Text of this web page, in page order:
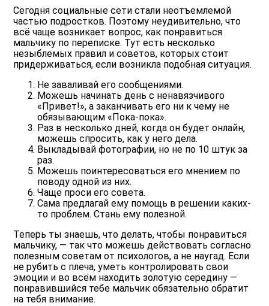
Сегодня социальные сети стали неотъемлемой
частью подростков. Поэтому неудивительно, что
всё чаще возникает вопрос, как понравиться
мальчику по переписке. Тут есть несколько
незыблемых правил и советов, которых стоит
придерживаться, если возникла подобная ситуация.
Не заваливай его сообщениями.
Можешь начинать день с ненавязчивого
«Привет!», а заканчивать его ни к чему не
обязывающим «Пока-пока».
Раз в несколько дней, когда он будет онлайн,
можешь спросить, как у него дела.
Выкладывай фотографии, но не по 10 штук за
раз.
Можешь поинтересоваться его мнением по
поводу одной из них.
Чаще проси его совета.
Сама предлагай ему помощь в решении каких-
то проблем. Стань ему полезной.
Теперь ты знаешь, что делать, чтобы понравиться
мальчику, — так что можешь действовать согласно
полезным советам от психологов, а не наугад. Если
не рубить с плеча, уметь контролировать свои
эмоции и во всём находить золотую середину —
понравившийся тебе мальчик обязательно обратит
на тебя внимание.